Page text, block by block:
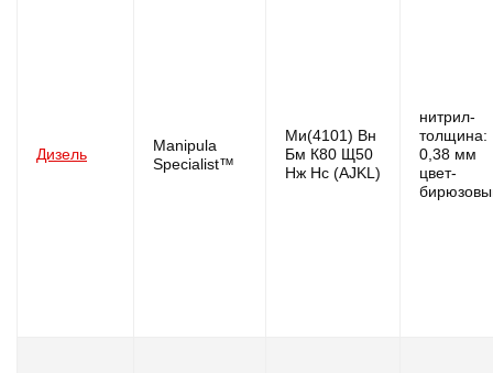
Дизель
Manipula
Specialist™
Ми(4101) Вн
Бм К80 Щ50
Нж Нс (AJKL)
нитрил-
толщина:
0,38 мм
цвет-